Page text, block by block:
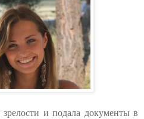
и подала документы в